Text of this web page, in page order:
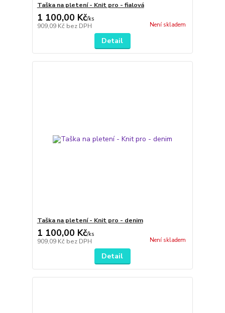
Taška na pletení - Knit pro - fialová
1 100,00 Kč/ks
909,09 Kč bez DPH Není skladem
Detail
Taška na pletení - Knit pro - denim
1 100,00 Kč/ks
909,09 Kč bez DPH Není skladem
Detail